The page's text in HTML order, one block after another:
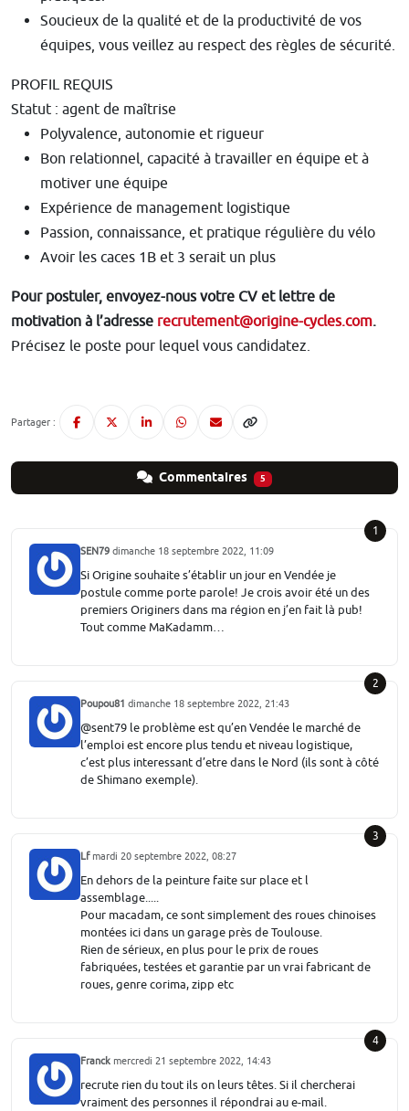
Soucieux de la qualité et de la productivité de vos
équipes, vous veillez au respect des règles de sécurité.
PROFIL REQUIS
Statut : agent de maîtrise
Polyvalence, autonomie et rigueur
Bon relationnel, capacité à travailler en équipe et à
motiver une équipe
Expérience de management logistique
Passion, connaissance, et pratique régulière du vélo
Avoir les caces 1B et 3 serait un plus
Pour postuler, envoyez-nous votre CV et lettre de
motivation à l’adresse recrutement@origine-cycles.com.
Précisez le poste pour lequel vous candidatez.
Partager :
Commentaires 5
1
SEN79 dimanche 18 septembre 2022, 11:09
Si Origine souhaite s’établir un jour en Vendée je
postule comme porte parole! Je crois avoir été un des
premiers Originers dans ma région en j’en fait là pub!
Tout comme MaKadamm…
2
Poupou81 dimanche 18 septembre 2022, 21:43
@sent79 le problème est qu’en Vendée le marché de
l’emploi est encore plus tendu et niveau logistique,
c’est plus interessant d’etre dans le Nord (ils sont à côté
de Shimano exemple).
3
Lfmardi 20 septembre 2022, 08:27
En dehors de la peinture faite sur place et l
assemblage.....
Pour macadam, ce sont simplement des roues chinoises
montées ici dans un garage près de Toulouse.
Rien de sérieux, en plus pour le prix de roues
fabriquées, testées et garantie par un vrai fabricant de
roues, genre corima, zipp etc
4
Franck mercredi 21 septembre 2022, 14:43
recrute rien du tout ils on leurs têtes. Si il chercherai
vraiment des personnes il répondrai au e-mail.